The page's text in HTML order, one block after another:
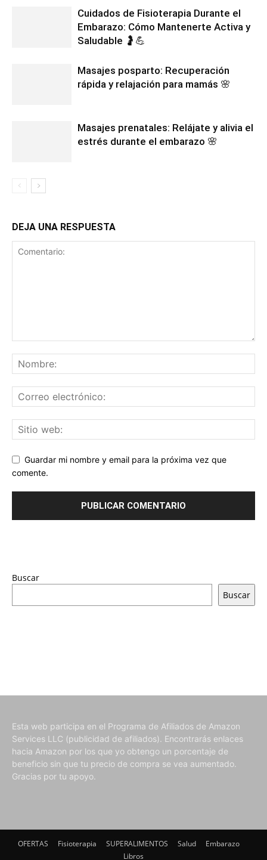
Cuidados de Fisioterapia Durante el
Embarazo: Cómo Mantenerte Activa y
Saludable 🤰💪
Masajes posparto: Recuperación
rápida y relajación para mamás 🌸
Masajes prenatales: Relájate y alivia el
estrés durante el embarazo 🌸
DEJA UNA RESPUESTA
Guardar mi nombre y email para la próxima vez que
comente.
Buscar
Buscar
Esta web participa en el Programa de Afiliados de Amazon
Services LLC (publicidad de afiliados). Encontrarás enlaces
hacia Amazon por los que yo obtengo un porcentaje de
beneficio sin que tu precio de compra se vea aumentado.
Gracias por tu apoyo.
OFERTAS Fisioterapia SUPERALIMENTOS Salud
Embarazo
Libros